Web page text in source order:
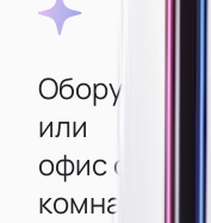
или
офис с
комнатами